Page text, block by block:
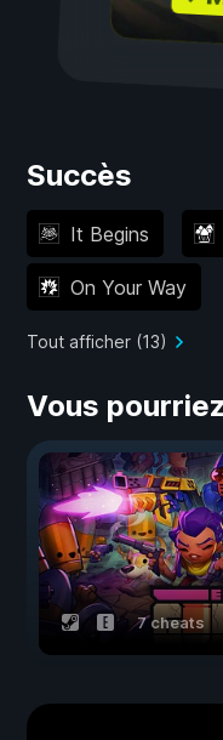
Succès
It Begins
On Your Way
Tout afficher (13)
Vous
7 cheats